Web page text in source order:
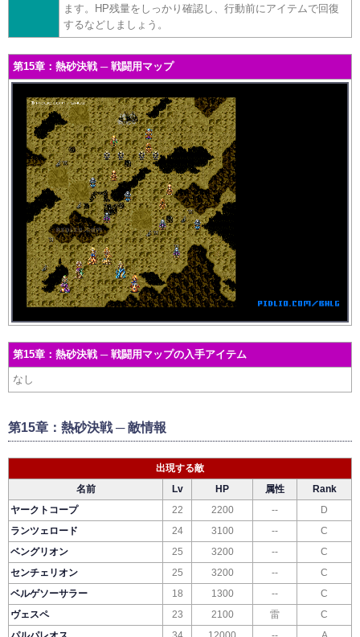
ます。HP残量をしっかり確認し、行動前にアイテムで回復
するなどしましょう。
第15章：熱砂決戦 ─ 戦闘用マップ
第15章：熱砂決戦 ─ 戦闘用マップの入手アイテム
なし
第15章：熱砂決戦 ─ 敵情報
出現する敵
名前
Lv HP 属性
Rank
ヤークトコープ
22 2200 --
D
ランツェロード
24 3100 --
C
ベングリオン
25 3200 --
C
センチェリオン
25 3200 --
C
ベルゲソーサラー
18 1300 --
C
ヴェスペ
23 2100 雷
C